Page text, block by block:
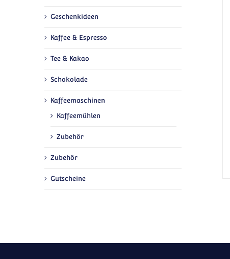
Geschenkideen
Kaffee & Espresso
Tee & Kakao
Schokolade
Kaffeemaschinen
Kaffeemühlen
Zubehör
Zubehör
Gutscheine